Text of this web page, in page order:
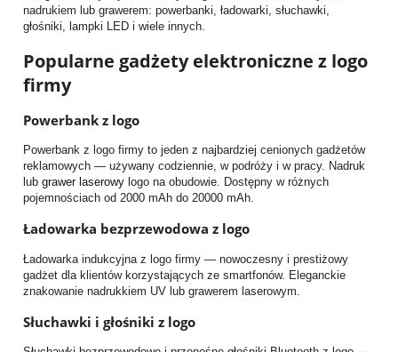
nadrukiem lub grawerem: powerbanki, ładowarki, słuchawki,
głośniki, lampki LED i wiele innych.
Popularne gadżety elektroniczne z logo
firmy
Powerbank z logo
Powerbank z logo firmy to jeden z najbardziej cenionych gadżetów
reklamowych — używany codziennie, w podróży i w pracy. Nadruk
lub grawer laserowy logo na obudowie. Dostępny w różnych
pojemnościach od 2000 mAh do 20000 mAh.
Ładowarka bezprzewodowa z logo
Ładowarka indukcyjna z logo firmy — nowoczesny i prestiżowy
gadżet dla klientów korzystających ze smartfonów. Eleganckie
znakowanie nadrukkiem UV lub grawerem laserowym.
Słuchawki i głośniki z logo